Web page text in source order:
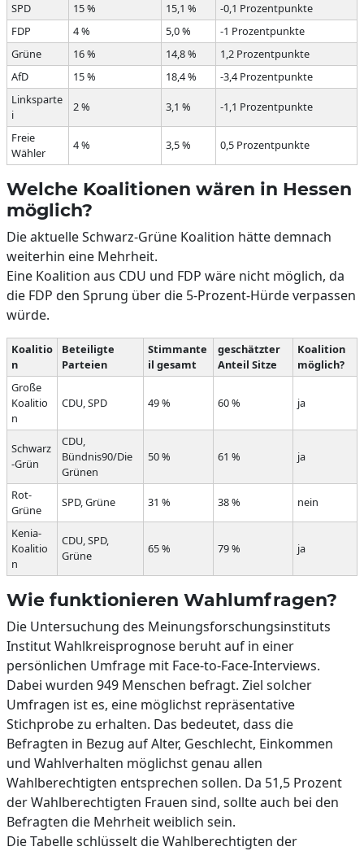
SPD
15 % 15,1 %
-0,1 Prozentpunkte
FDP
4 % 5,0 %
-1 Prozentpunkte
Grüne
16 % 14,8 %
1,2 Prozentpunkte
AfD
15 % 18,4 %
-3,4 Prozentpunkte
Linksparte
i
2 % 3,1 % -1,1 Prozentpunkte
Freie
Wähler
4 % 3,5 % 0,5 Prozentpunkte
Welche Koalitionen wären in Hessen
möglich?
Die aktuelle Schwarz-Grüne Koalition hätte demnach
weiterhin eine Mehrheit.
Eine Koalition aus CDU und FDP wäre nicht möglich, da
die FDP den Sprung über die 5-Prozent-Hürde verpassen
würde.
Koalitio
n
Beteiligte
Parteien
Stimmante
il gesamt
geschätzter
Anteil Sitze
Koalition
möglich?
Große
Koalitio
n
CDU, SPD 49 % 60 % ja
Schwarz
-Grün
CDU,
Bündnis90/Die
Grünen
50 % 61 % ja
Rot-
Grüne
SPD, Grüne 31 % 38 % nein
Kenia-
Koalitio
n
CDU, SPD,
Grüne
65 % 79 % ja
Wie funktionieren Wahlumfragen?
Die Untersuchung des Meinungsforschungsinstituts
Institut Wahlkreisprognose beruht auf in einer
persönlichen Umfrage mit Face-to-Face-Interviews.
Dabei wurden 949 Menschen befragt. Ziel solcher
Umfragen ist es, eine möglichst repräsentative
Stichprobe zu erhalten. Das bedeutet, dass die
Befragten in Bezug auf Alter, Geschlecht, Einkommen
und Wahlverhalten möglichst genau allen
Wahlberechtigten entsprechen sollen. Da 51,5 Prozent
der Wahlberechtigten Frauen sind, sollte auch bei den
Befragten die Mehrheit weiblich sein.
Die Tabelle schlüsselt die Wahlberechtigten der